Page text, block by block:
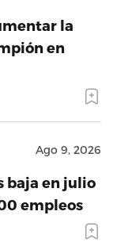
la
en
Ago 9, 2026
baja en julio
empleos